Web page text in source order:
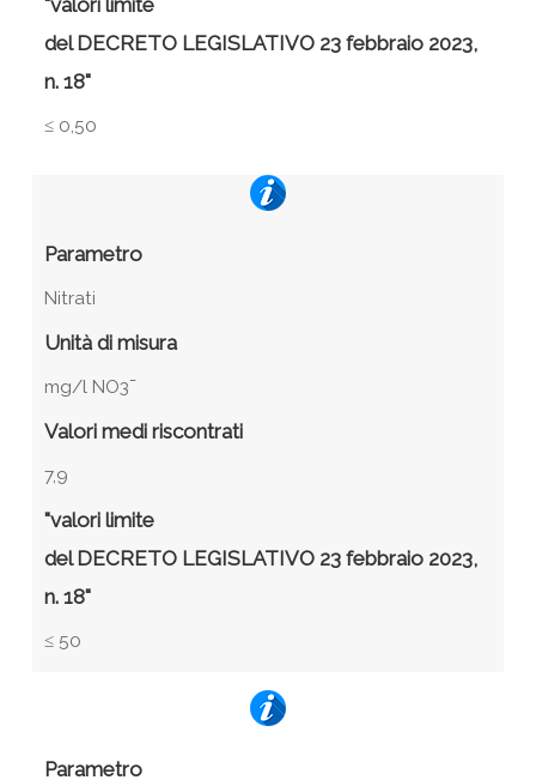
"valori limite
del DECRETO LEGISLATIVO 23 febbraio 2023,
n. 18"
≤ 0,50
Parametro
Nitrati
Unità di misura
mg/l NO3¯
Valori medi riscontrati
7,9
"valori limite
del DECRETO LEGISLATIVO 23 febbraio 2023,
n. 18"
≤ 50
Parametro